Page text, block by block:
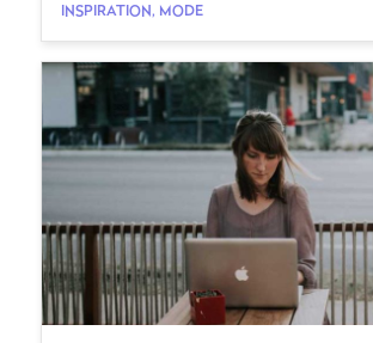
INSPIRATION, MODE